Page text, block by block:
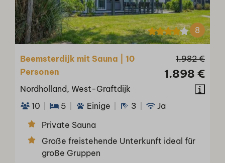
8
1.982 €
1.898 €
Beemsterdijk mit Sauna | 10
Personen
Nordholland, West-Graftdijk
10
5 Einige 3
Ja
Private Sauna
Große freistehende Unterkunft ideal für
große Gruppen